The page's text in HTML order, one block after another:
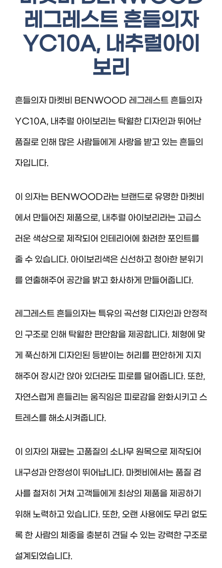
레그레스트 흔들의자
YC10A, 내추럴아이
보리
흔들의자 마켓비 BENWOOD 레그레스트 흔들의자
YC10A, 내추럴 아이보리는 탁월한 디자인과 뛰어난
품질로 인해 많은 사람들에게 사랑을 받고 있는 흔들의
자입니다.
이 의자는 BENWOOD라는 브랜드로 유명한 마켓비
에서 만들어진 제품으로, 내추럴 아이보리라는 고급스
러운 색상으로 제작되어 인테리어에 화려한 포인트를
줄 수 있습니다. 아이보리색은 신선하고 청아한 분위기
를 연출해주어 공간을 밝고 화사하게 만들어줍니다.
레그레스트 흔들의자는 특유의 곡선형 디자인과 안정적
인 구조로 인해 탁월한 편안함을 제공합니다. 체형에 맞
게 푹신하게 디자인된 등받이는 허리를 편안하게 지지
해주어 장시간 앉아 있더라도 피로를 덜어줍니다. 또한,
자연스럽게 흔들리는 움직임은 피로감을 완화시키고 스
트레스를 해소시켜줍니다.
이 의자의 재료는 고품질의 소나무 원목으로 제작되어
내구성과 안정성이 뛰어납니다. 마켓비에서는 품질 검
사를 철저히 거쳐 고객들에게 최상의 제품을 제공하기
위해 노력하고 있습니다. 또한, 오랜 사용에도 무리 없도
록 한 사람의 체중을 충분히 견딜 수 있는 강력한 구조로
설계되었습니다.